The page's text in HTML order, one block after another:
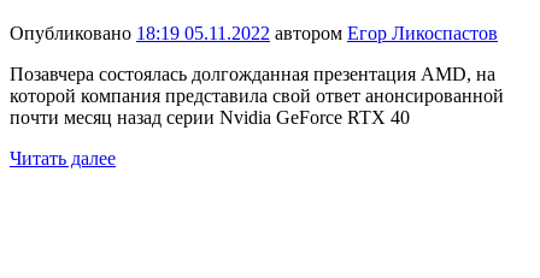
Опубликовано 18:19 05.11.2022 автором Егор Ликоспастов
Позавчера состоялась долгожданная презентация AMD, на
которой компания представила свой ответ анонсированной
почти месяц назад серии Nvidia GeForce RTX 40
Читать далее